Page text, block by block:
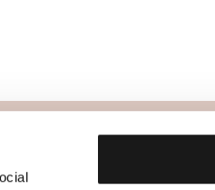
bbb dietetiek